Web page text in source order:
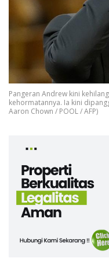
Pangeran Andrew kini
kehormatannya. Ia kini
Aaron Chown / POOL / AFP)